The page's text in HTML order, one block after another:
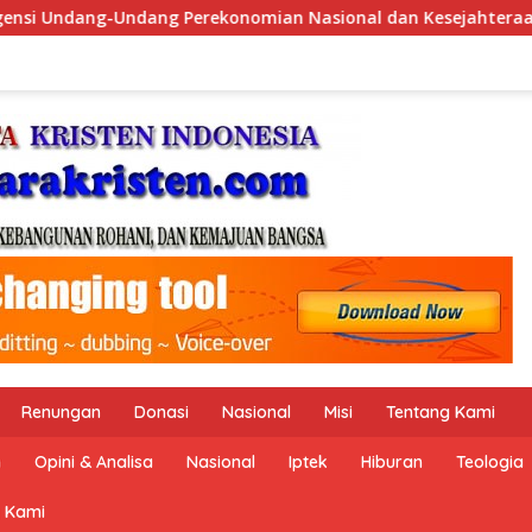
Kesejahteraan Sosial dalam Menata Bangsa Menuju
Renungan Donasi Nasional Misi Tentang Kami
Opini & Analisa Nasional Iptek Hiburan Teologia
Kami